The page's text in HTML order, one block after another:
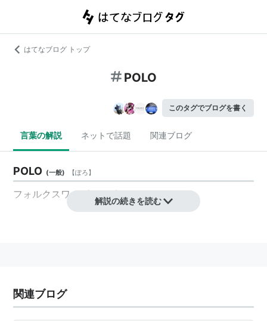
はてなブログ トップ
POLO
このタグでブログを書く
言葉の解説 ネットで話題 関連ブログ
POLO (一般) 【ぽろ】
フォルクスワーゲン・ポロのこと
解説の続きを読む
関連ブログ